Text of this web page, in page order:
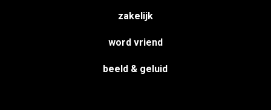
zakelijk
word vriend
beeld & geluid